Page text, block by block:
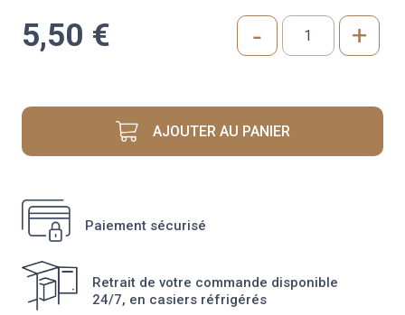
5,50 €
quantité
GRILLES
314
- +
AJOUTER AU PANIER
Paiement sécurisé
Retrait de votre commande disponible
24/7, en casiers réfrigérés